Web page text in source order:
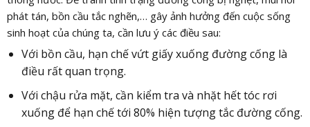
phát tán, bồn cầu tắc nghẽn,… gây ảnh hưởng đến cuộc sống
sinh hoạt của chúng ta, cần lưu ý các điều sau:
Với bồn cầu, hạn chế vứt giấy xuống đường cống là
điều rất quan trọng.
Với chậu rửa mặt, cần kiểm tra và nhặt hết tóc rơi
xuống để hạn chế tới 80% hiện tượng tắc đường cống.